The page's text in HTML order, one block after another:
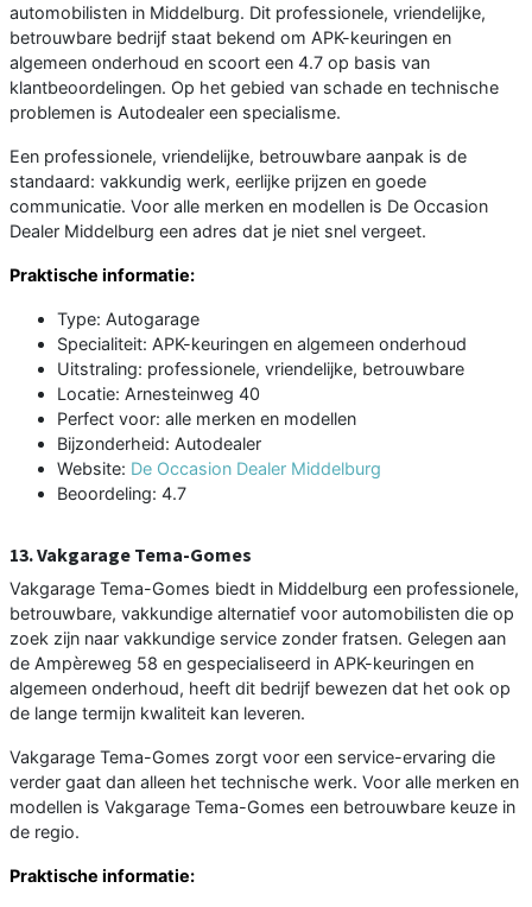
automobilisten in Middelburg. Dit professionele, vriendelijke,
betrouwbare bedrijf staat bekend om APK-keuringen en
algemeen onderhoud en scoort een 4.7 op basis van
klantbeoordelingen. Op het gebied van schade en technische
problemen is Autodealer een specialisme.
Een professionele, vriendelijke, betrouwbare aanpak is de
standaard: vakkundig werk, eerlijke prijzen en goede
communicatie. Voor alle merken en modellen is De Occasion
Dealer Middelburg een adres dat je niet snel vergeet.
Praktische informatie:
Type: Autogarage
Specialiteit: APK-keuringen en algemeen onderhoud
Uitstraling: professionele, vriendelijke, betrouwbare
Locatie: Arnesteinweg 40
Perfect voor: alle merken en modellen
Bijzonderheid: Autodealer
Website: De Occasion Dealer Middelburg
Beoordeling: 4.7
13. Vakgarage Tema-Gomes
Vakgarage Tema-Gomes biedt in Middelburg een professionele,
betrouwbare, vakkundige alternatief voor automobilisten die op
zoek zijn naar vakkundige service zonder fratsen. Gelegen aan
de Ampèreweg 58 en gespecialiseerd in APK-keuringen en
algemeen onderhoud, heeft dit bedrijf bewezen dat het ook op
de lange termijn kwaliteit kan leveren.
Vakgarage Tema-Gomes zorgt voor een service-ervaring die
verder gaat dan alleen het technische werk. Voor alle merken en
modellen is Vakgarage Tema-Gomes een betrouwbare keuze in
de regio.
Praktische informatie: